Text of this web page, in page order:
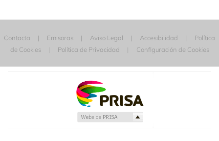
Contacta Emisoras Aviso Legal Accesibilidad
Política
de Cookies
Política de Privacidad Configuración de Cookies